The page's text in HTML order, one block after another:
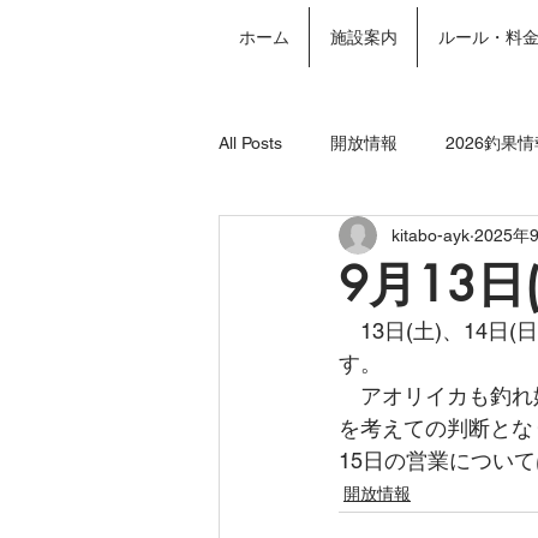
ホーム 施設案内 ルール・料金
All Posts 開放情報 2026釣果情
2024年釣果情報 年間パスポ
9月13日
kitabo-ayk 2025年
13日(土)、14日(
す。
アオリイカも釣れ
を考えての判断と
15日の営業につい
開放情報